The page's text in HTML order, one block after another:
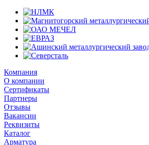
Компания
О компании
Сертификаты
Партнеры
Отзывы
Вакансии
Реквизиты
Каталог
Арматура